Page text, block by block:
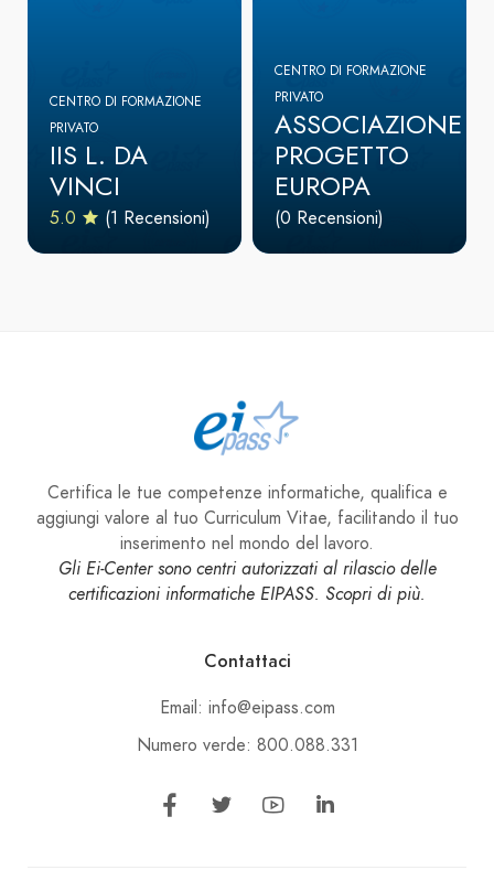
CENTRO DI FORMAZIONE
PRIVATO
IIS L. DA
VINCI
5.0 (1 Recensioni)
CENTRO DI FORMAZIONE
PRIVATO
ASSOCIAZIONE
PROGETTO
EUROPA
(0 Recensioni)
Certifica le tue competenze informatiche, qualifica e
aggiungi valore al tuo Curriculum Vitae, facilitando il tuo
inserimento nel mondo del lavoro.
Gli Ei-Center sono centri autorizzati al rilascio delle
certificazioni informatiche EIPASS. Scopri di più.
Contattaci
Email: info@eipass.com
Numero verde: 800.088.331